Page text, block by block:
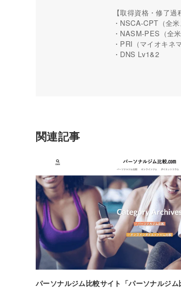
【取得資格・修了過
・NSCA-CPT（全
・NASM-PES（全
・PRI（マイオキネ
・DNS Lv1&2
関連記事
パーソナルジム比較サイト「パーソナルジ